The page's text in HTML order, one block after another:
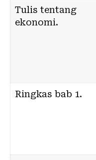
Tulis tentang
ekonomi.
Ringkas bab 1.